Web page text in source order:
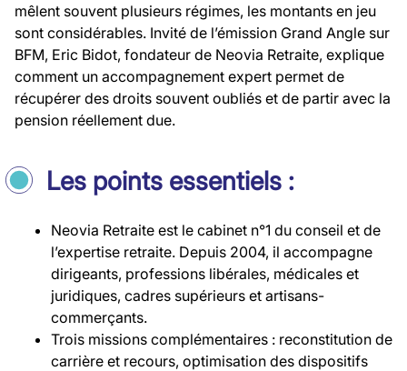
mêlent souvent plusieurs régimes, les montants en jeu
sont considérables. Invité de l’émission Grand Angle sur
BFM, Eric Bidot, fondateur de Neovia Retraite, explique
comment un accompagnement expert permet de
récupérer des droits souvent oubliés et de partir avec la
pension réellement due.
Les points essentiels :
Neovia Retraite est le cabinet n°1 du conseil et de
l’expertise retraite. Depuis 2004, il accompagne
dirigeants, professions libérales, médicales et
juridiques, cadres supérieurs et artisans-
commerçants.
Trois missions complémentaires : reconstitution de
carrière et recours, optimisation des dispositifs